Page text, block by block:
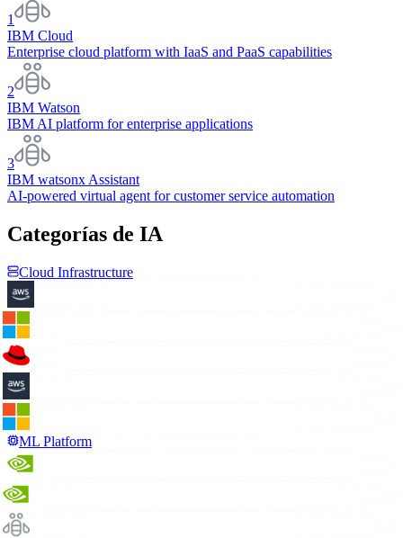
1
IBM Cloud
Enterprise cloud platform with IaaS and PaaS capabilities
2
IBM Watson
IBM AI platform for enterprise applications
3
IBM watsonx Assistant
AI-powered virtual agent for customer service automation
Categorías de IA
Cloud Infrastructure
ML Platform